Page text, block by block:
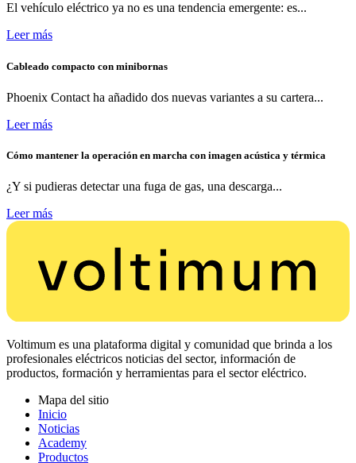
El vehículo eléctrico ya no es una tendencia emergente: es...
Leer más
Cableado compacto con minibornas
Phoenix Contact ha añadido dos nuevas variantes a su cartera...
Leer más
Cómo mantener la operación en marcha con imagen acústica y térmica
¿Y si pudieras detectar una fuga de gas, una descarga...
Leer más
Voltimum es una plataforma digital y comunidad que brinda a los
profesionales eléctricos noticias del sector, información de
productos, formación y herramientas para el sector eléctrico.
Mapa del sitio
Inicio
Noticias
Academy
Productos